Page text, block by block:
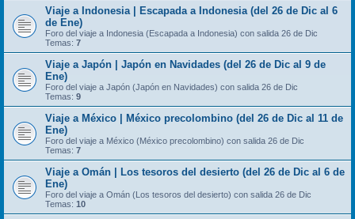
Viaje a Indonesia | Escapada a Indonesia (del 26 de Dic al 6
de Ene)
Foro del viaje a Indonesia (Escapada a Indonesia) con salida 26 de Dic
Temas: 7
Viaje a Japón | Japón en Navidades (del 26 de Dic al 9 de
Ene)
Foro del viaje a Japón (Japón en Navidades) con salida 26 de Dic
Temas: 9
Viaje a México | México precolombino (del 26 de Dic al 11 de
Ene)
Foro del viaje a México (México precolombino) con salida 26 de Dic
Temas: 7
Viaje a Omán | Los tesoros del desierto (del 26 de Dic al 6 de
Ene)
Foro del viaje a Omán (Los tesoros del desierto) con salida 26 de Dic
Temas: 10